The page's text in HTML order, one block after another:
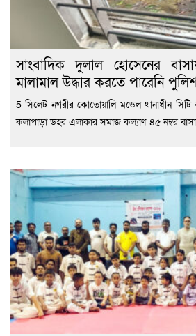
সাংবাদিক দুলাল হোসেনের
মালামাল উদ্ধার করতে পারেনি
5 সিলেট নগরীর কোতোয়ালি মডেল থানাধীন সিটি
কলাপাড়া ডহর এলাকার সমাজ কল্যাণ-৪৫ নম্বর